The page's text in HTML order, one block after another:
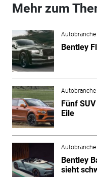
Mehr zum
Autobranche
Bentley
Autobranche
Fünf
Eile
Autobranche
Bentley
sieht